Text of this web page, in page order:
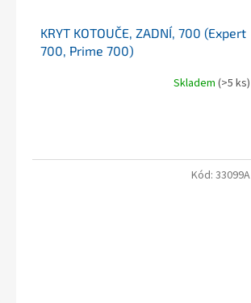
KRYT KOTOUČE, ZADNÍ, 700 (Expert
700, Prime 700)
Skladem (>5 ks)
Kód: 33099A